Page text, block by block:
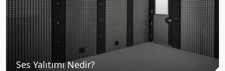
Ses Yalıtımı Nedir?